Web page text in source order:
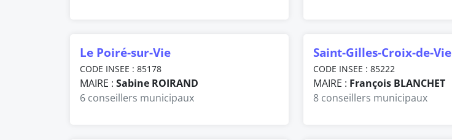
Le Poiré-sur-Vie
CODE INSEE : 85178
MAIRE : Sabine ROIRAND
6 conseillers municipaux
Saint-Gilles-Croix-de-Vie
CODE INSEE : 85222
MAIRE : François BLANCHET
8 conseillers municipaux